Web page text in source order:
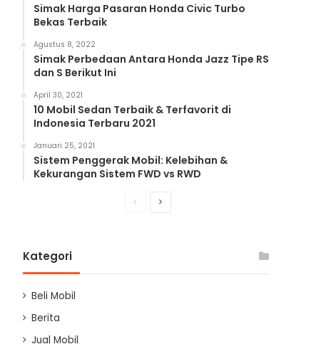
Simak Harga Pasaran Honda Civic Turbo
Bekas Terbaik
Agustus 8, 2022
Simak Perbedaan Antara Honda Jazz Tipe RS
dan S Berikut Ini
April 30, 2021
10 Mobil Sedan Terbaik & Terfavorit di
Indonesia Terbaru 2021
Januari 25, 2021
Sistem Penggerak Mobil: Kelebihan &
Kekurangan Sistem FWD vs RWD
PreviousNext
Kategori
Beli Mobil
Berita
Jual Mobil